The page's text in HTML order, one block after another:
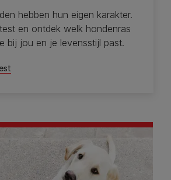
hebben hun eigen karakter.
en ontdek welk hondenras
bij jou en je levensstijl past.